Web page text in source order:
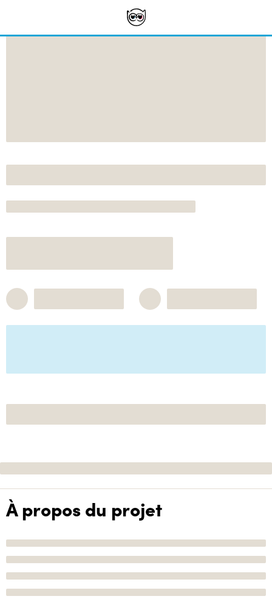
À propos du projet